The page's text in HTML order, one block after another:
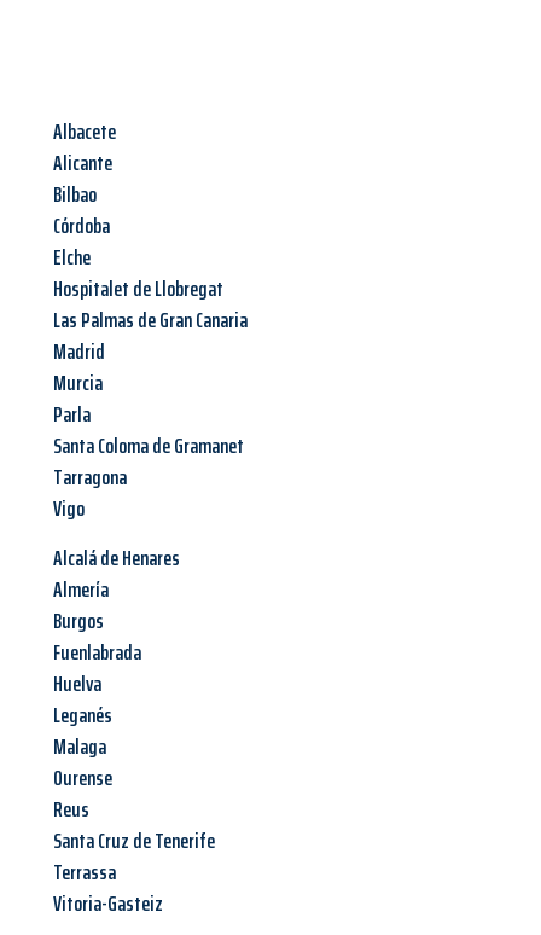
Albacete
Alicante
Bilbao
Córdoba
Elche
Hospitalet de Llobregat
Las Palmas de Gran Canaria
Madrid
Murcia
Parla
Santa Coloma de Gramanet
Tarragona
Vigo
Alcalá de Henares
Almería
Burgos
Fuenlabrada
Huelva
Leganés
Malaga
Ourense
Reus
Santa Cruz de Tenerife
Terrassa
Vitoria-Gasteiz